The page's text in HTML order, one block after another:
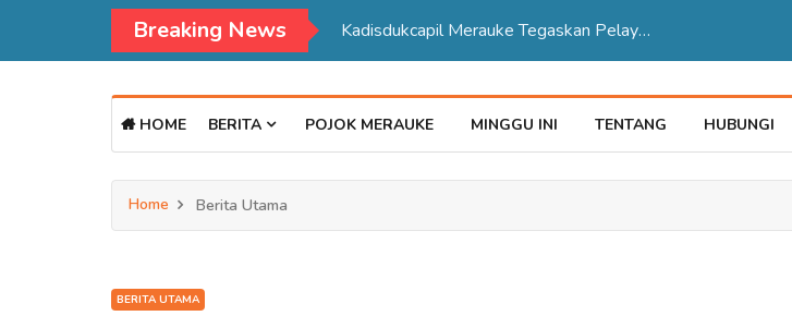
Breaking News Kadisdukcapil Merauke Tegaskan Pelayana KTP Sesuai SOP
HOME BERITA POJOK MERAUKE MINGGU INI TENTANG HUBUNGI
Home Berita Utama
BERITA UTAMA